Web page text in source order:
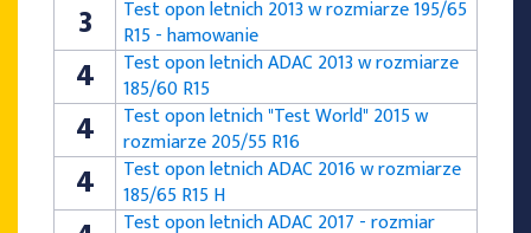
3
Test opon letnich 2013 w rozmiarze 195/65
R15 - hamowanie
4
Test opon letnich ADAC 2013 w rozmiarze
185/60 R15
4
Test opon letnich "Test World" 2015 w
rozmiarze 205/55 R16
4
Test opon letnich ADAC 2016 w rozmiarze
185/65 R15 H
Test opon letnich ADAC 2017 - rozmiar